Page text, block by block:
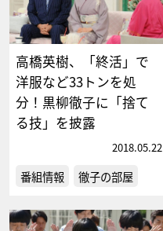
高橋英樹、「終活」で
洋服など33トンを処
分！黒柳徹子に「捨て
る技」を披露
2018.05.22
番組情報 徹子の部屋